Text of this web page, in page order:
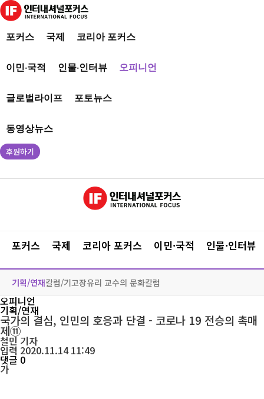
포커스 국제 코리아 포커스
이민·국적 인물·인터뷰 오피니언
글로벌라이프 포토뉴스
동영상뉴스
후원하기
포커스 국제 코리아 포커스 이민·국적 인물·인터뷰
기획/연재칼럼/기고장유리 교수의 문화칼럼
오피니언
기획/연재
국가의 결심, 인민의 호응과 단결 - 코로나 19 전승의 촉매
제⑪
철민기자
입력 2020.11.14 11:49
댓글 0
가